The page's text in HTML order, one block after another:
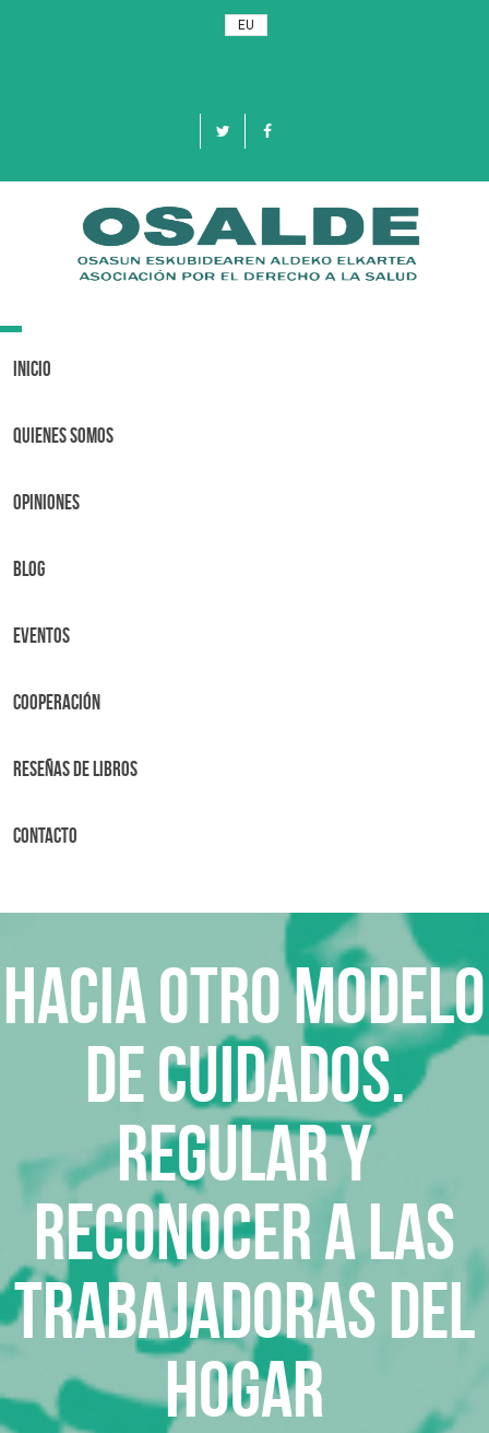
EU
Toggle
Inicio
Quienes Somos
OPINIONES
BLOG
Eventos
Cooperación
Reseñas de libros
Contacto
Hacia otro modelo
de cuidados.
Regular y
reconocer a las
trabajadoras del
Hogar